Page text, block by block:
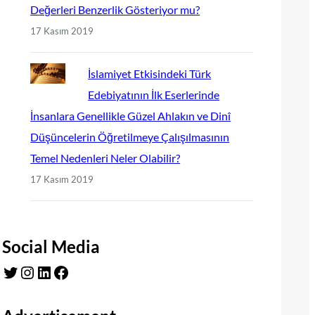
Değerleri Benzerlik Gösteriyor mu?
17 Kasım 2019
İslamiyet Etkisindeki Türk
Edebiyatının İlk Eserlerinde
İnsanlara Genellikle Güzel Ahlakın ve Dinî
Düşüncelerin Öğretilmeye Çalışılmasının
Temel Nedenleri Neler Olabilir?
17 Kasım 2019
Social Media
Twitter
Instagram LinkedIn Facebook